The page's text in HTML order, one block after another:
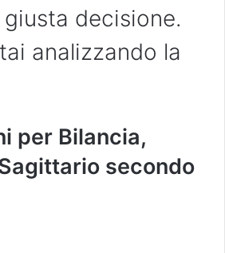
decisione.
analizzando la
per Bilancia,
secondo